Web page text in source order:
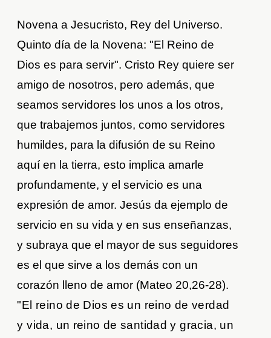
Novena a Jesucristo, Rey del Universo.
Quinto día de la Novena: "El Reino de
Dios es para servir". Cristo Rey quiere ser
amigo de nosotros, pero además, que
seamos servidores los unos a los otros,
que trabajemos juntos, como servidores
humildes, para la difusión de su Reino
aquí en la tierra, esto implica amarle
profundamente, y el servicio es una
expresión de amor. Jesús da ejemplo de
servicio en su vida y en sus enseñanzas,
y subraya que el mayor de sus seguidores
es el que sirve a los demás con un
corazón lleno de amor (Mateo 20,26-28).
"El reino de Dios es un reino de verdad
y vida, un reino de santidad y gracia, un